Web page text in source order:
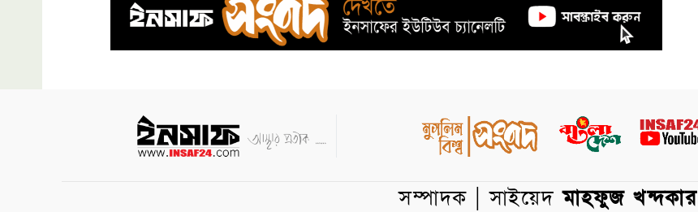
সম্পাদক | সাইয়েদমাহফুজ খন্দকার